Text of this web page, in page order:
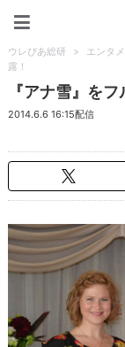
ウレぴあ総研 > エンタ
露！
『アナ雪』を
2014.6.6 16:15配信